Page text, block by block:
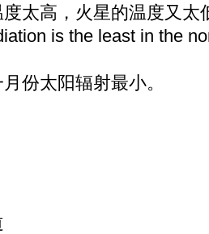
太高，火星的温度又太
is the least in the
份太阳辐射最小。